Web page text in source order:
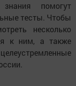
помогут
тесты. Чтобы
несколько
к ним, а также